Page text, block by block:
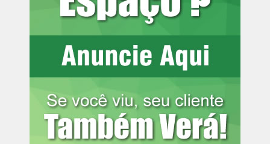
romântico com Vini Jr: ‘Presentão’